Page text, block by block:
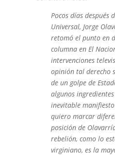
Pocos días después
Universal, Jorge
retomó el punto en
columna en El
intervenciones
opinión tal derecho
de un golpe de
algunos
inevitable
quiero marcar
posición de
rebelión, como lo
virginiano, es la